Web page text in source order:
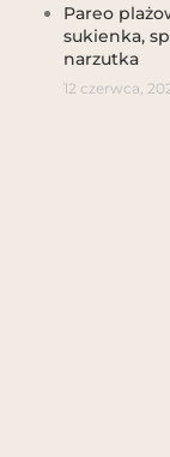
Pareo
sukienka,
narzutka
12 czerwca,